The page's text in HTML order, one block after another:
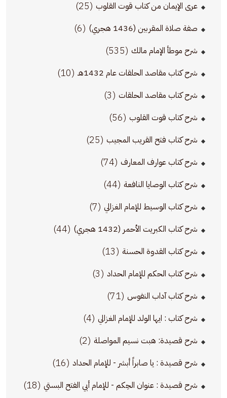
عرى الإيمان من كتاب قوت القلوب (25)
صفة صلاة المقربين (1436 هجري) (6)
شرح موطأ الإمام مالك (535)
شرح كتاب مقاصد الحلقات عام 1432هـ (10)
شرح كتاب مقاصد الحلقات (3)
شرح كتاب قوت القلوب (56)
شرح كتاب فتح القريب المجيب (25)
شرح كتاب عوارف المعارف (74)
شرح كتاب الوصايا النافعة (44)
شرح كتاب الوسيط للإمام الغزالي (7)
شرح كتاب الكبريت الأحمر (1432 هجري) (44)
شرح كتاب القدوة الحسنة (13)
شرح كتاب الحكم للإمام الحداد (3)
شرح كتاب آداب النفوس (71)
شرح كتاب : ايها الولد للإمام الغزالي (4)
شرح قصيدة: هبت نسيم المواصلة (2)
شرح قصيدة : يا صابراً أبشر - للإمام الحداد (16)
شرح قصيدة : عنوان الحِكم - للإمام أبي الفتح البستي (18)